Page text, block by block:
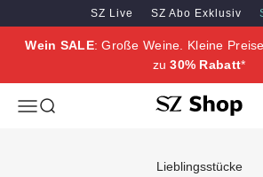
Zum Inhalt springen
Zum Hauptinhalt springen
SZ Live SZ Abo Exklusiv
Wein SALE: Große Weine. Kleine
zu30% Rabatt*
MenüSuche SZ Erleben
Lieblingsstücke